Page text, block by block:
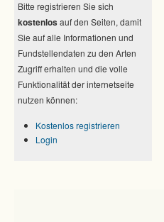
Bitte registrieren Sie sich
kostenlos auf den Seiten, damit
Sie auf alle Informationen und
Fundstellendaten zu den Arten
Zugriff erhalten und die volle
Funktionalität der internetseite
nutzen können:
Kostenlos registrieren
Login